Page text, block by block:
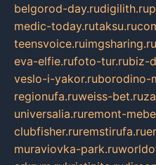
belgorod-day.rudigilith.ru
medic-today.rutaksu.ru
teensvoice.ruimgsharing.ru
eva-elfie.rufoto-tur.rubiz-
veslo-i-yakor.ruborodino-
regionufa.ruweiss-bet.ru
universalia.ruremont-
clubfisher.ruremstirufa.ru
muraviovka-park.ru